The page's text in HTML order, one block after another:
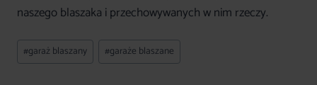
naszego blaszaka i przechowywanych w nim rzeczy.
Tagi
wpisu:
#garaż blaszany #garaże blaszane